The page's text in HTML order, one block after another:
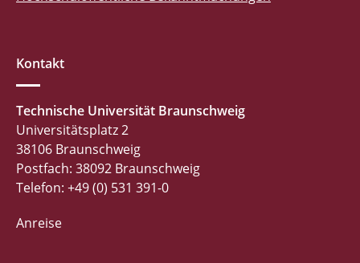
Kontakt
Technische Universität Braunschweig
Universitätsplatz 2
38106 Braunschweig
Postfach: 38092 Braunschweig
Telefon: +49 (0) 531 391-0
Anreise